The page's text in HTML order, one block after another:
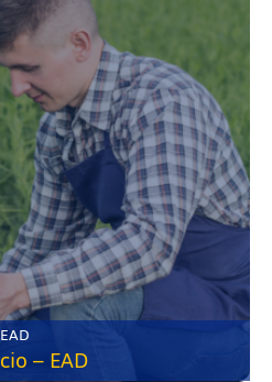
Tecnológico • EAD
– EAD